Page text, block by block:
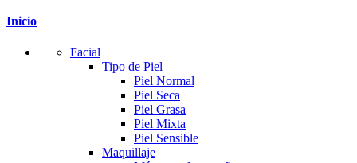
Inicio
Facial
Tipo de Piel
Piel Normal
Piel Seca
Piel Grasa
Piel Mixta
Piel Sensible
Maquillaje